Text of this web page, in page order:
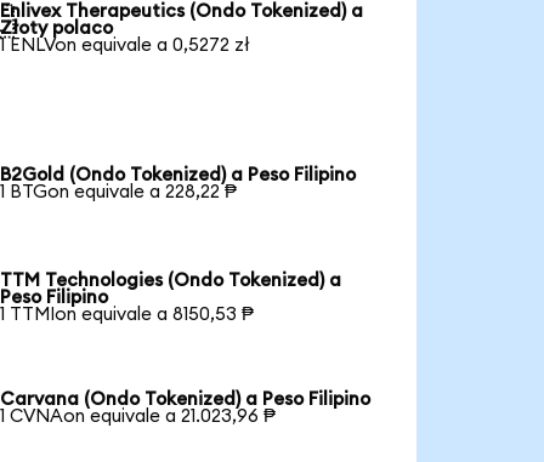
Enlivex Therapeutics (Ondo Tokenized) a
Złoty polaco
1 ENLVon equivale a 0,5272 zł
B2Gold (Ondo Tokenized) a Peso Filipino
1 BTGon equivale a 228,22 ₱
TTM Technologies (Ondo Tokenized) a
Peso Filipino
1 TTMIon equivale a 8150,53 ₱
Carvana (Ondo Tokenized) a Peso Filipino
1 CVNAon equivale a 21.023,96 ₱